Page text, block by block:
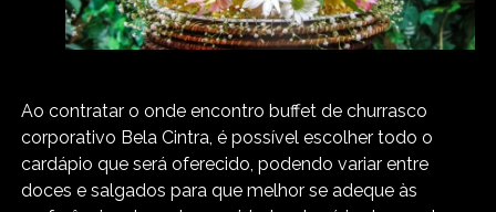
Ao contratar o onde encontro buffet de churrasco
corporativo Bela Cintra, é possível escolher todo o
cardápio que será oferecido, podendo variar entre
doces e salgados para que melhor se adeque às